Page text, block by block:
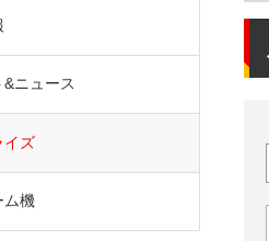
ニュース
イズ
ム機